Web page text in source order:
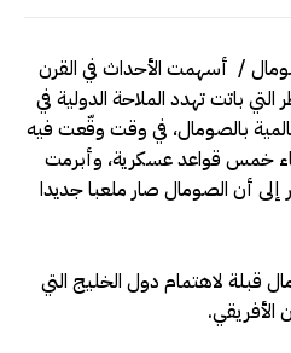
بوابة الصومال / أسهمت الأحداث في القرن
التي باتت تهدد الملاحة الدولية في
بالصومال، في وقت وقّعت فيه
خمس قواعد عسكرية، وأبرمت
إلى أن الصومال صار ملعبا جديدا
قبلة لاهتمام دول الخليج التي
الأفريقي.